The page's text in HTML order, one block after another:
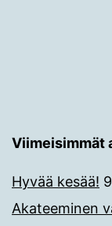
Viimeisimmät
Hyvää kesää!
Akateeminen